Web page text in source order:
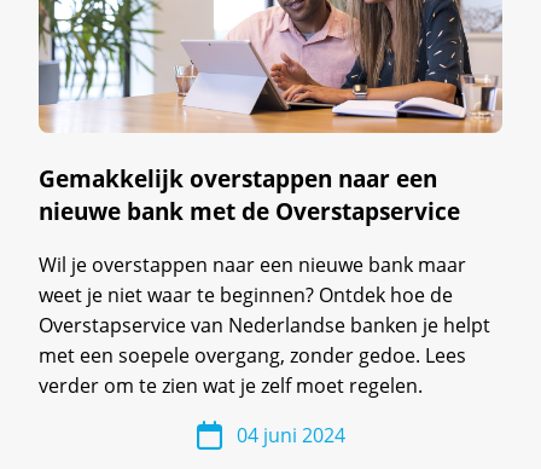
Gemakkelijk overstappen naar een
nieuwe bank met de Overstapservice
Wil je overstappen naar een nieuwe bank maar
weet je niet waar te beginnen? Ontdek hoe de
Overstapservice van Nederlandse banken je helpt
met een soepele overgang, zonder gedoe. Lees
verder om te zien wat je zelf moet regelen.
04 juni 2024